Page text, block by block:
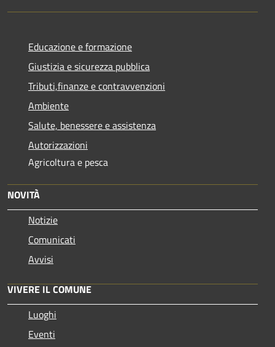
Educazione e formazione
Giustizia e sicurezza pubblica
Tributi,finanze e contravvenzioni
Ambiente
Salute, benessere e assistenza
Autorizzazioni
Agricoltura e pesca
NOVITÀ
Notizie
Comunicati
Avvisi
VIVERE IL COMUNE
Luoghi
Eventi